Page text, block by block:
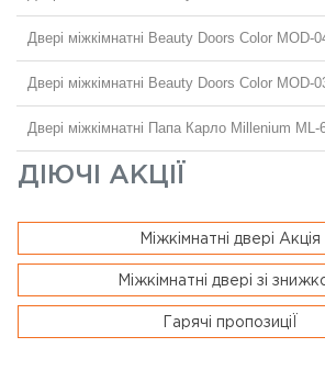
Двері міжкімнатні Beauty Doors Color MOD-
Двері міжкімнатні Beauty Doors Color MOD-
Двері міжкімнатні Папа Карло Millenium ML-
ДІЮЧІ АКЦІЇ
Міжкімнатні двері Акція
Міжкімнатні двері зі
Гарячі пропозиціЇ